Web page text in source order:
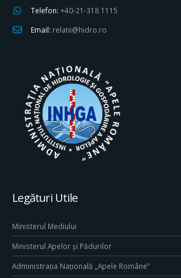
Telefon: +40-21-318 1115
Email: relatii@hidro.ro
Legături Utile
Ministerul Mediului
Ministerul Apelor și Pădurilor
Administrația Națională „Apele Române”